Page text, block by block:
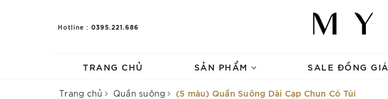
Hotline : 0395.221.686
TRANG CHỦ SẢN PHẨM SALE ĐỒNG GIÁ
Trang chủ Quần suông (5 màu) Quần Suông Dài Cạp Chun Có Túi